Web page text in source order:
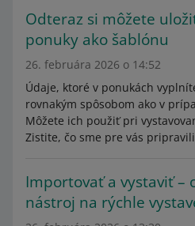
Odteraz si môžete
ponuky ako šablónu
26. februára 2026 o 14:52
Údaje, ktoré v ponukách
rovnakým spôsobom ako v
Môžete ich použiť pri
Zistite, čo sme pre vás
Importovať a vystaviť –
nástroj na rýchle